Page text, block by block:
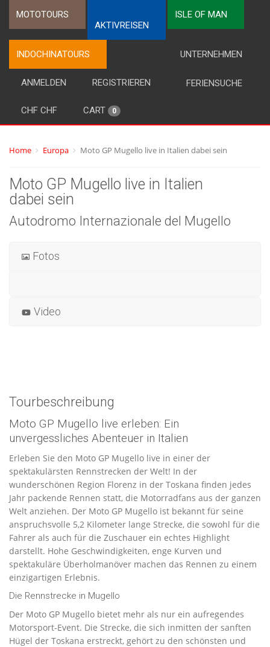
MOTOTOURS
AKTIVREISEN
ISLE OF MAN
INDOCHINATOURS UNTERNEHMEN
FERIENSUCHE
ANMELDEN REGISTRIEREN
CHF CHF CART 0
Home Europa Moto GP Mugello live in Italien dabei sein
Moto GP Mugello live in Italien
dabei sein
Autodromo Internazionale del Mugello
Fotos
Video
Tourbeschreibung
Moto GP Mugello live erleben: Ein
unvergessliches Abenteuer in Italien
Erleben Sie den Moto GP Mugello live in einer der
spektakulärsten Rennstrecken der Welt! In der
wunderschönen Region Florenz in der Toskana finden jedes
Jahr packende Rennen statt, die Motorradfans aus der ganzen
Welt anziehen. Der Moto GP Mugello ist bekannt für seine
anspruchsvolle 5,2 Kilometer lange Strecke, die sowohl für die
Fahrer als auch für die Zuschauer ein echtes Highlight
darstellt. Hohe Geschwindigkeiten, enge Kurven und
spektakuläre Überholmanöver machen das Rennen zu einem
einzigartigen Erlebnis.
Die Rennstrecke in Mugello
Der Moto GP Mugello bietet mehr als nur ein aufregendes
Motorsport-Event. Die Strecke, die sich inmitten der sanften
Hügel der Toskana erstreckt, gehört zu den schönsten und